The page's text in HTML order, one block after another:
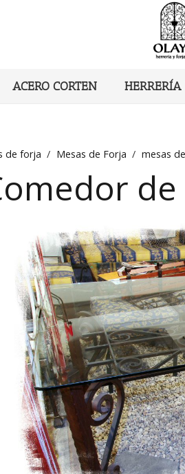
ACERO CORTEN HERRERÍA
de forja / Mesas de Forja / mesas
de